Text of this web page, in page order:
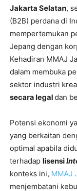
Jakarta Selatan,
(B2B) perdana di
mempertemukan
Jepang dengan
Kehadiran MMAJ
dalam membuka
sektor industri
secara legaldan
Potensi ekonomi
yang berkaitan
optimal apabila
terhadap lisensi
konteks ini, MMAJ
menjembatani